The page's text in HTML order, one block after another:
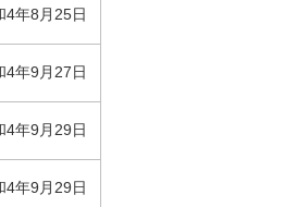
4年8月25日
4年9月27日
4年9月29日
4年9月29日